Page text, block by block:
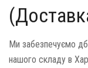
Ми забезпечуємо
нашого складу в